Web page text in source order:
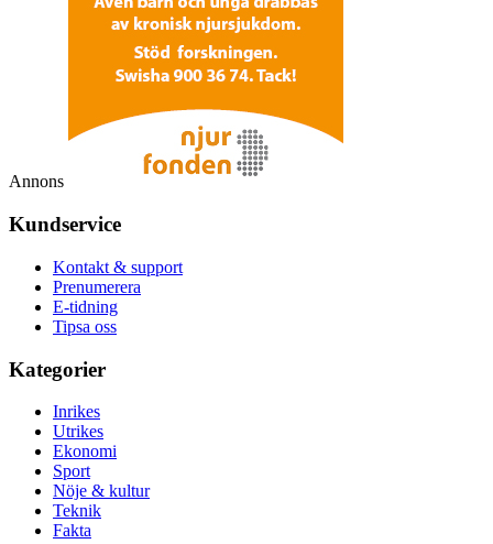
Annons
Kundservice
Kontakt & support
Prenumerera
E-tidning
Tipsa oss
Kategorier
Inrikes
Utrikes
Ekonomi
Sport
Nöje & kultur
Teknik
Fakta